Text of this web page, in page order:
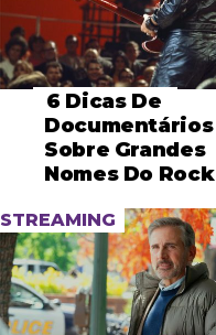
6 Dicas De
Documentários
Sobre Grandes
Nomes Do Rock
STREAMING